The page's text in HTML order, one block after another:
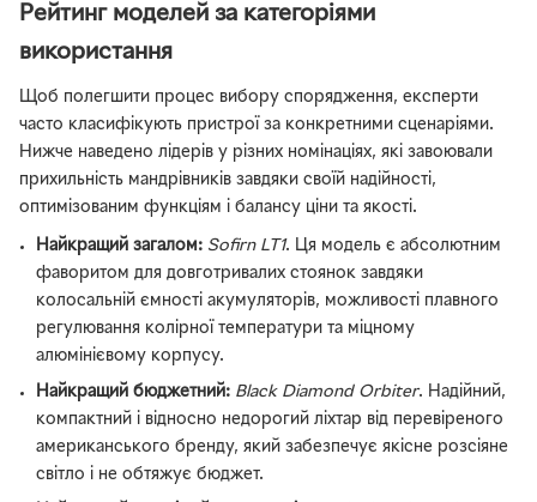
зарядкою для риболовлі та
кемпінгу
Рейтинг моделей за категоріями
використання
Щоб полегшити процес вибору спорядження, експерти
часто класифікують пристрої за конкретними сценаріями.
Нижче наведено лідерів у різних номінаціях, які завоювали
прихильність мандрівників завдяки своїй надійності,
оптимізованим функціям і балансу ціни та якості.
Найкращий загалом: Sofirn LT1. Ця модель є абсолютним
фаворитом для довготривалих стоянок завдяки
колосальній ємності акумуляторів, можливості плавного
регулювання колірної температури та міцному
алюмінієвому корпусу.
Найкращий бюджетний: Black Diamond Orbiter. Надійний,
компактний і відносно недорогий ліхтар від перевіреного
американського бренду, який забезпечує якісне розсіяне
світло і не обтяжує бюджет.